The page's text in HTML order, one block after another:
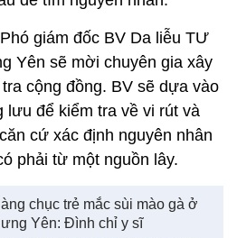
giám đốc BV Da liễu TƯ
Yên sẽ mời chuyên gia xây
cộng đồng. BV sẽ dựa vào
lưu để kiểm tra về vi rút và
cứ xác định nguyên nhân
phải từ một nguồn lây.
chục trẻ mắc sùi mào gà ở
Yên: Đình chỉ y sĩ